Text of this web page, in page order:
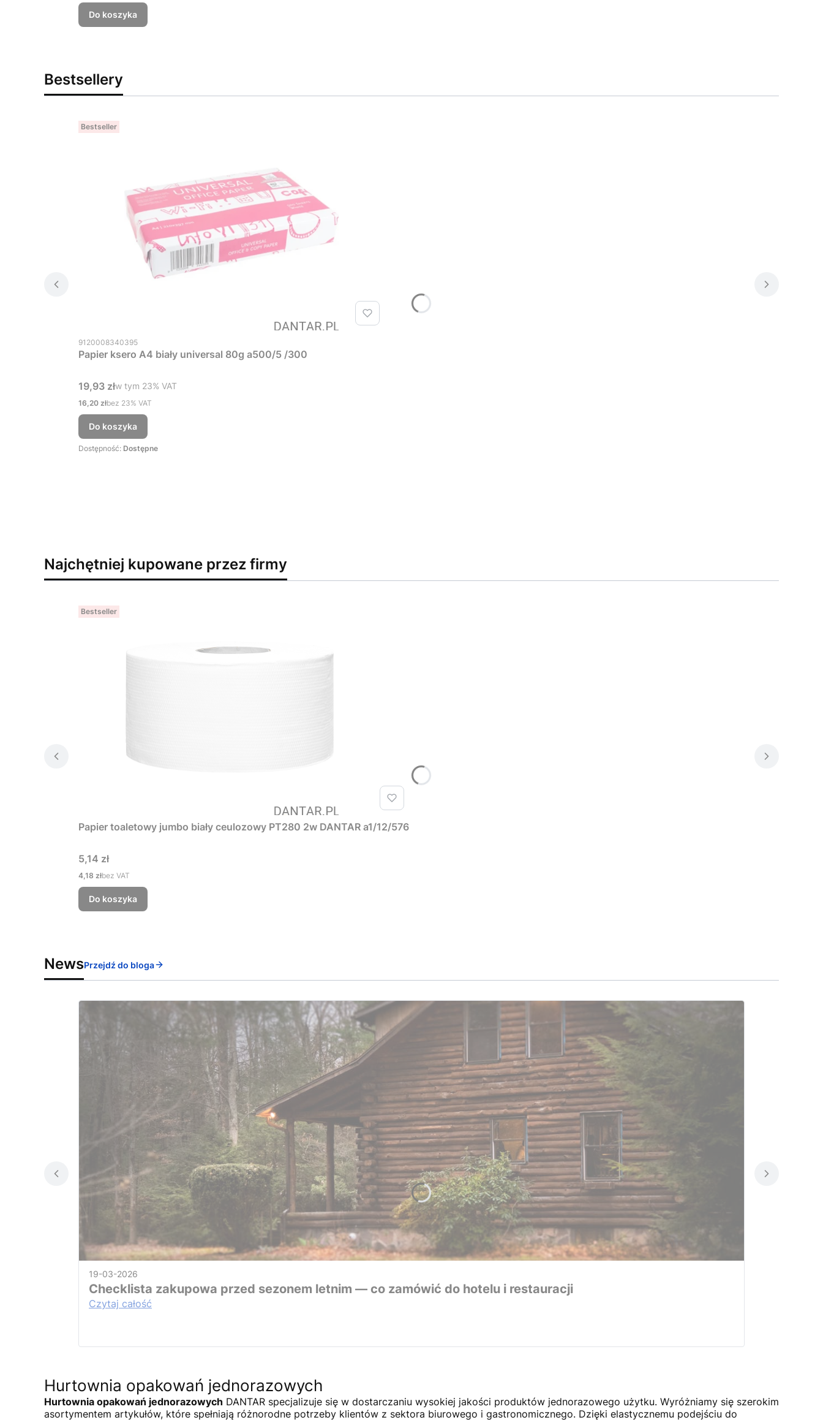
Do koszyka
Bestsellery
Bestseller
Kod produktu
9120008340395
Papier ksero A4 biały universal 80g a500/5 /300
Cena brutto
19,93 złw tym %s VAT
w tym 23% VAT
Cena netto
16,20 złbez 23% VAT
Do koszyka
Dostępność: Dostępne
Najchętniej kupowane przez firmy
Bestseller
Papier toaletowy jumbo biały ceulozowy PT280 2w DANTAR a1/12/576
Cena
5,14 zł
Cena
4,18 złbez VAT
Do koszyka
NewsPrzejdź do bloga
19-03-2026
Checklista zakupowa przed sezonem letnim — co zamówić do hotelu i restauracji
Czytaj całość
Hurtownia opakowań jednorazowych
Hurtownia opakowań jednorazowych DANTAR specjalizuje się w dostarczaniu wysokiej jakości produktów jednorazowego użytku. Wyróżniamy się szerokim
asortymentem artykułów, które spełniają różnorodne potrzeby klientów z sektora biurowego i gastronomicznego. Dzięki elastycznemu podejściu do